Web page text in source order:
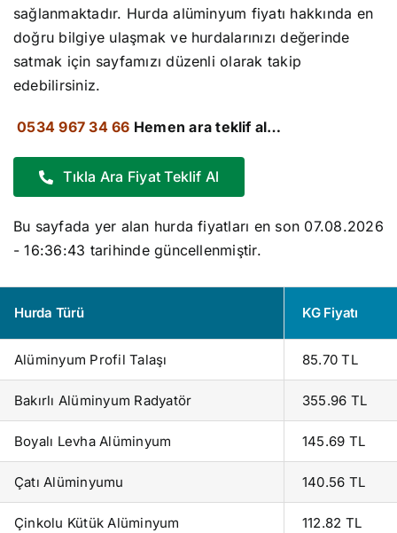
sağlanmaktadır. Hurda alüminyum fiyatı hakkında en
doğru bilgiye ulaşmak ve hurdalarınızı değerinde
satmak için sayfamızı düzenli olarak takip
edebilirsiniz.
0534 967 34 66 Hemen ara teklif al…
Tıkla Ara Fiyat Teklif Al
Bu sayfada yer alan hurda fiyatları en son 07.08.2026
- 16:36:43 tarihinde güncellenmiştir.
Hurda Türü KG Fiyatı
Alüminyum Profil Talaşı 85.70 TL
Bakırlı Alüminyum Radyatör 355.96 TL
Boyalı Levha Alüminyum 145.69 TL
Çatı Alüminyumu 140.56 TL
Çinkolu Kütük Alüminyum 112.82 TL